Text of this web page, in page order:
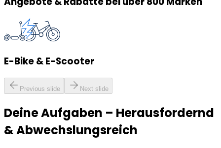
E-Bike & E-Scooter
Previous slide Next slide
Deine Aufgaben – Herausfordernd
& Abwechslungsreich